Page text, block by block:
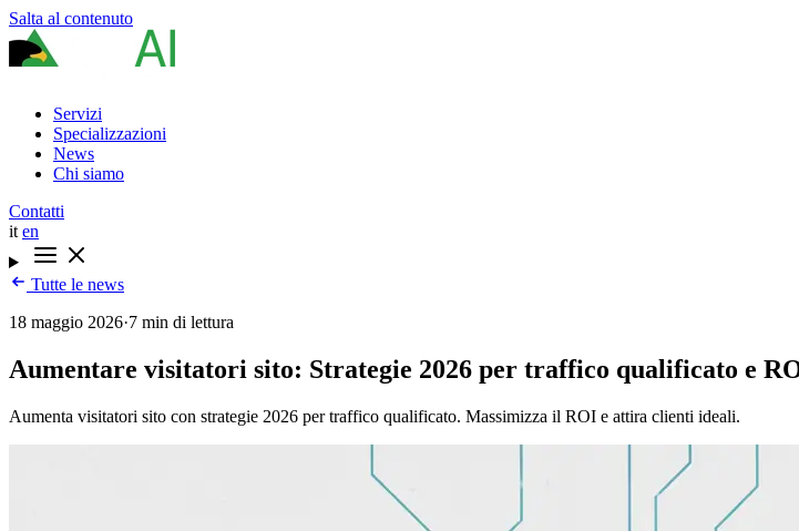
Salta al contenuto
Servizi
Specializzazioni
News
Chi siamo
Contatti
it en
Tutte le news
18 maggio 2026·7 min di lettura
Aumentare visitatori sito: Strategie 2026 per traffico qualificato e
Aumenta visitatori sito con strategie 2026 per traffico qualificato. Massimizza il ROI e attira clienti ideali.